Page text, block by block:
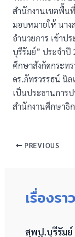
สำนักงานเขตพื้น
มอบหมายให้ นาง
อำนวยการ เข้าป
บุรีรัมย์” ประจำปี
ศึกษาสังกัดกระท
ดร.ภัทรวรรธน์ นิ
เป็นประธานการ
สำนักงานศึกษาธิ
PREVIOUS
เรื่องร
สพป.บุรีรัมย์